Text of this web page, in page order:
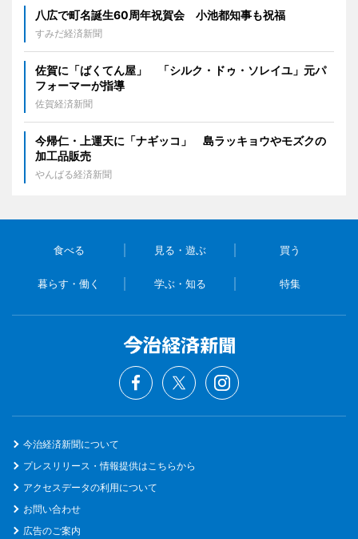
八広で町名誕生60周年祝賀会 小池都知事も祝福
すみだ経済新聞
佐賀に「ばくてん屋」 「シルク・ドゥ・ソレイユ」元パ
フォーマーが指導
佐賀経済新聞
今帰仁・上運天に「ナギッコ」 島ラッキョウやモズクの
加工品販売
やんばる経済新聞
食べる 見る・遊ぶ 買う
暮らす・働く 学ぶ・知る 特集
今治経済新聞について
プレスリリース・情報提供はこちらから
アクセスデータの利用について
お問い合わせ
広告のご案内